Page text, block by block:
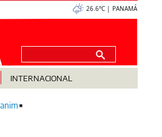
26.6°C | PANAMÁ
INTERNACIONAL